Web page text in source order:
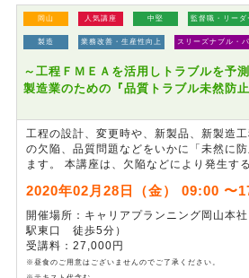
岡山 人気講座 中堅 監督職・リーダ
製造 業務改善・生産性向上 スリーズナブル・
～工程ＦＭＥＡを活用しトラブルを予
製造業のための『品質トラブル未然防
工程の設計、変更時や、新製品、新製造
の欠陥、品質問題などをいかに「未然に
ます。 本講座は、欠陥などにより発生す
効な「工程FMEA」について、その進め方
現場で使える手法の習得を目指します。
本を知りたい方、不具合対応の慢性化に悩
す。
2020年02月28日（金） 09:00 〜
開催場所：キャリアプランニング岡山本
駅東口 徒歩5分）
受講料：27,000円
※昼食のご用意はございませんのでご了承ください。